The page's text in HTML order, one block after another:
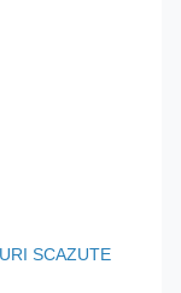
SCAZUTE